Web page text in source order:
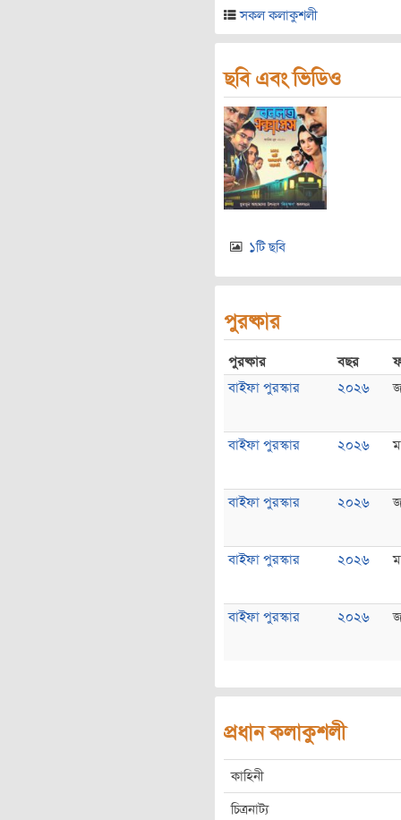
সকল কলাকুশলী
ছবি এবং ভিডিও
১টি ছবি
পুরষ্কার
পুরষ্কার বছর
বাইফা পুরস্কার
২০২৬
বাইফা পুরস্কার ২০২৬
বাইফা পুরস্কার ২০২৬
বাইফা পুরস্কার ২০২৬
বাইফা পুরস্কার ২০২৬
প্রধান কলাকুশলী
কাহিনী
চিত্রনাট্য